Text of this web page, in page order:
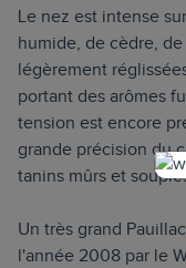
Le nez est intense
humide, de cèdre,
légèrement
portant des arômes
tension est encore
grande précision du
tanins mûrs et
Un très grand
l'année 2008 par le